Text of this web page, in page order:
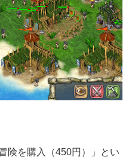
険を購入（450円）」とい